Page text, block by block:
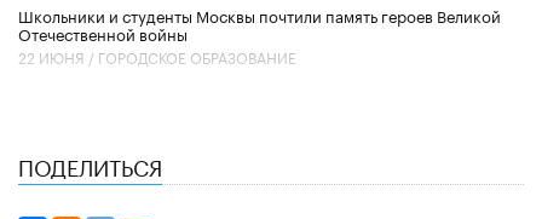
Школьники и студенты Москвы почтили память героев Великой
Отечественной войны
22 ИЮНЯ / ГОРОДСКОЕ ОБРАЗОВАНИЕ
ПОДЕЛИТЬСЯ